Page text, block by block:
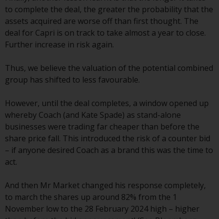
Die Informationen auf den
folgenden Seiten beziehen sich
auf ausländische Organismen für
kollektive Kapitalanlagen, die von
einem ihrer verbundenen
Unternehmen verwaltet werden
Fonds“). Einige der von Redwheel
verwalteten Fonds, auf die auf
dieser Website verwiesen wird,
wurden nicht von der
Eidgenössischen
daher nicht den vollen
Anlegerschutz nach dem
Bundesgesetz über die
to complete the deal, the greater the probability that the
assets acquired are worse off than first thought. The
deal for Capri is on track to take almost a year to close.
Further increase in risk again.
Thus, we believe the valuation of the potential combined
group has shifted to less favourable.
However, until the deal completes, a window opened up
whereby Coach (and Kate Spade) as stand-alone
businesses were trading far cheaper than before the
share price fall. This introduced the risk of a counter bid
– if anyone desired Coach as a brand this was the time to
act.
And then Mr Market changed his response completely,
to march the shares up around 82% from the 1
November low to the 28 February 2024 high – higher